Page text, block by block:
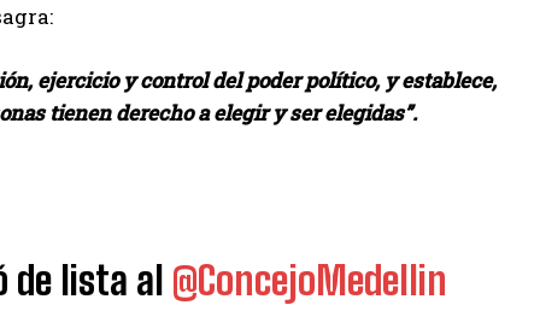
ejercicio y control del poder político, y establece,
tienen derecho a elegir y ser elegidas”.
de lista al @ConcejoMedellin